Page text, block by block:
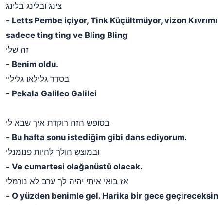
צינג ובלינג בלינג
- Letts Pembe içiyor, Tink Küçültmüyor, vizon Kıvrımı
sadece ting ting ve Bling Bling
זה שלי
- Benim oldu.
בסדר גלילאו גליליי
- Pekala Galileo Galilei
בסופש הזה רוקדת איך שבא לי
- Bu hafta sonu istediğim gibi dans ediyorum.
ובמוצש הולך להיות פנומנלי
- Ve cumartesi olağanüstü olacak.
אז בואי איתי יהיה לך ערב לא נורמלי
- O yüzden benimle gel. Harika bir gece